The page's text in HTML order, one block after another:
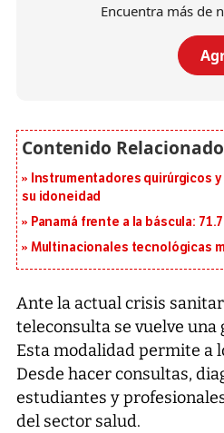
Encuentra más de
Instrumentadores quirúrgicos
su idoneidad
Panamá frente a la báscula:
Multinacionales tecnológicas
Ante la actual crisis
teleconsulta se vuelve
Esta modalidad permite a
Desde hacer consultas,
estudiantes y
del sector salud.